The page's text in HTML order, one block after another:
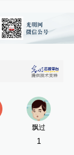
飘过
1